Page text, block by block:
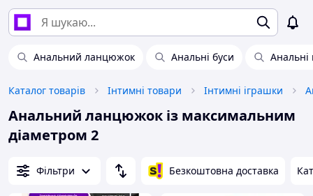
Анальний ланцюжок Анальні буси Анальні
Каталог товарів Інтимні товари Інтимні іграшки
Анальний ланцюжок із максимальним
діаметром 2
Фільтри Безкоштовна доставка